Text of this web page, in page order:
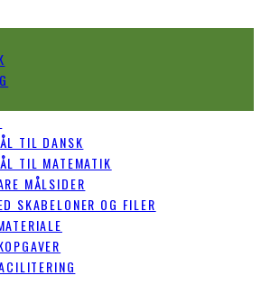
TIL DANSK
TIL MATEMATIK
MÅLSIDER
SKABELONER OG FILER